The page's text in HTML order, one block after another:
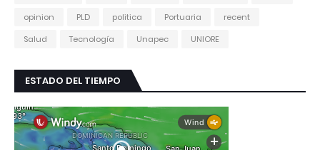
opinion
PLD politica Portuaria
recent
Salud
Tecnología Unapec UNIORE
ESTADO DEL TIEMPO